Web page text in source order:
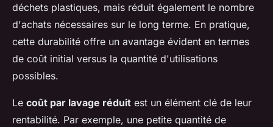
déchets plastiques, mais réduit également le nombre
d'achats nécessaires sur le long terme. En pratique,
cette durabilité offre un avantage évident en termes
de coût initial versus la quantité d'utilisations
possibles.
Le coût par lavage réduit est un élément clé de leur
rentabilité. Par exemple, une petite quantité de